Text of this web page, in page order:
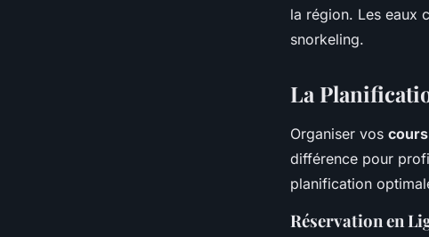
la région. Les eaux
snorkeling.
La
Organiser vos
différence pour
planification
Réservation en